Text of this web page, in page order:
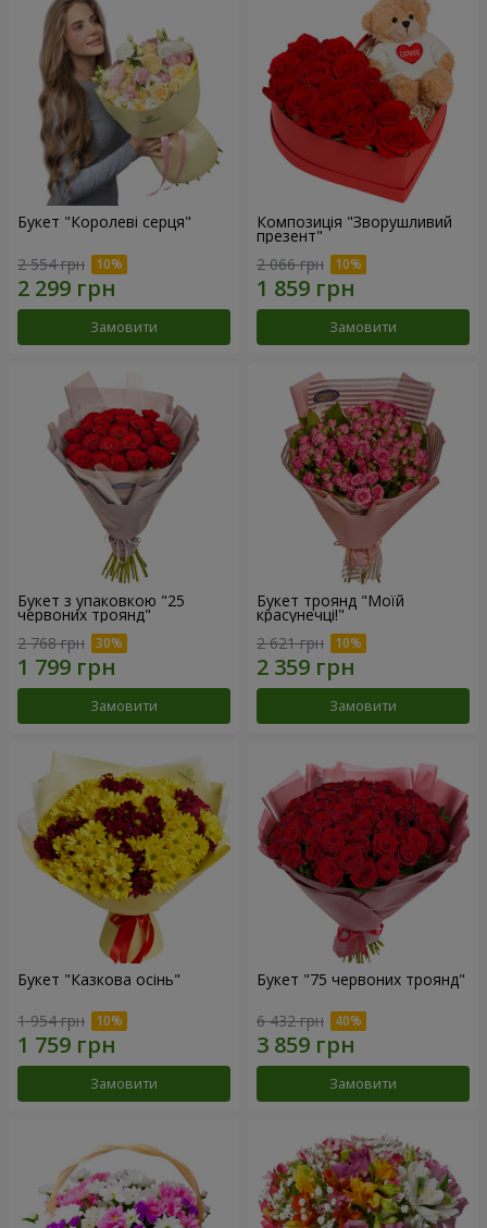
Букет "Королеві серця"
2 554 грн
Замовити
Композиція "Зворушливий
презент"
2 066 грн
Замовити
Букет з упаковкою "25
червоних троянд"
2 768 грн
Замовити
Букет троянд "Моїй
красунечці!"
2 621 грн
Замовити
Букет "Казкова осінь"
1 954 грн
Замовити
Букет "75 червоних троянд"
6 432 грн
Замовити